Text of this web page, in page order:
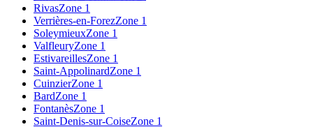
RivasZone 1
Verrières-en-ForezZone 1
SoleymieuxZone 1
ValfleuryZone 1
EstivareillesZone 1
Saint-AppolinardZone 1
CuinzierZone 1
BardZone 1
FontanèsZone 1
Saint-Denis-sur-CoiseZone 1